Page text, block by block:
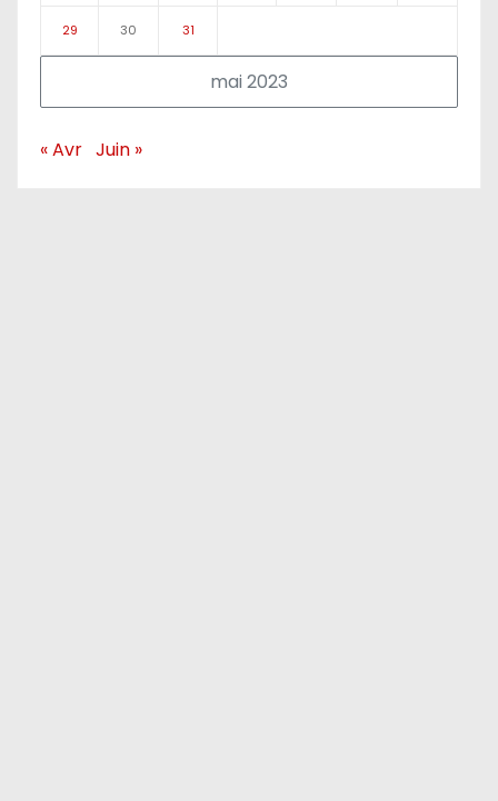
mai 2023
29 30 31
« Avr Juin »